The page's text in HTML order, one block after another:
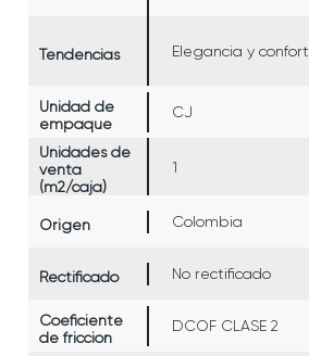
Tendencias Elegancia y confort
Unidad de
empaque
CJ
Unidades de
venta
(m2/caja)
1
Origen Colombia
Rectificado No rectificado
Coeficiente
de fricción
DCOF CLASE 2